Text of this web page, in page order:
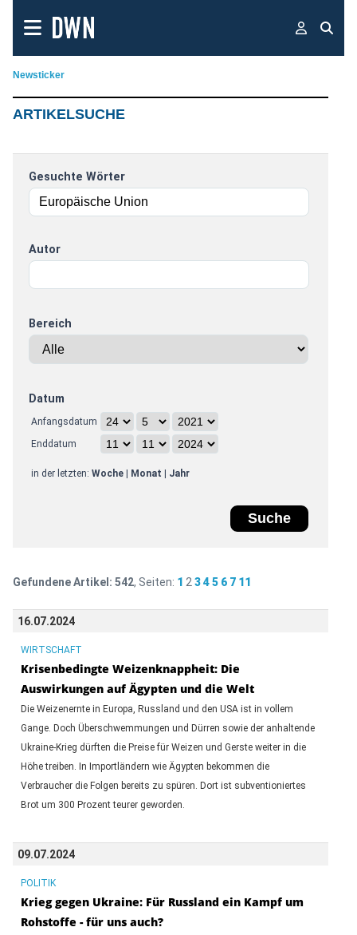
Newsticker
ARTIKELSUCHE
Gesuchte Wörter
Autor
Bereich
Datum
Anfangsdatum
Enddatum
in der letzten: Woche| Monat Jahr
Gefundene Artikel: 542, Seiten: 1 2 3 4 5 6 7 11
16.07.2024
WIRTSCHAFT
Krisenbedingte Weizenknappheit: Die
Auswirkungen auf Ägypten und die Welt
Die Weizenernte in Europa, Russland und den USA ist in vollem
Gange. Doch Überschwemmungen und Dürren sowie der anhaltende
Ukraine-Krieg dürften die Preise für Weizen und Gerste weiter in die
Höhe treiben. In Importländern wie Ägypten bekommen die
Verbraucher die Folgen bereits zu spüren. Dort ist subventioniertes
Brot um 300 Prozent teurer geworden.
09.07.2024
POLITIK
Krieg gegen Ukraine: Für Russland ein Kampf um
Rohstoffe - für uns auch?